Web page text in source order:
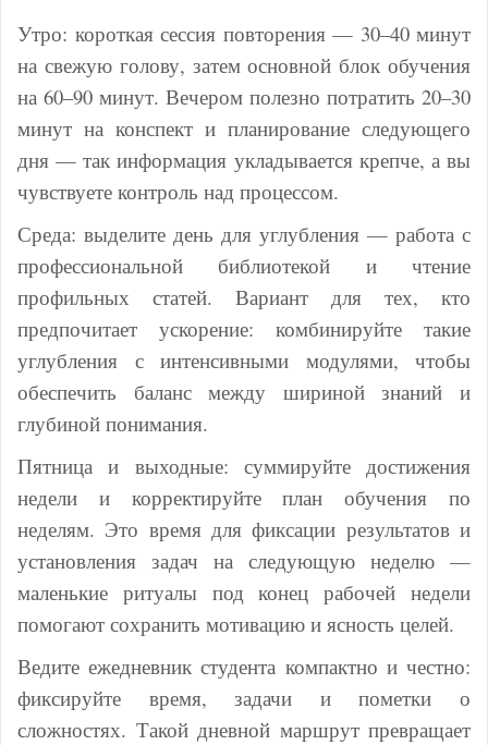
Утро: короткая сессия повторения — 30–40 минут
на свежую голову, затем основной блок обучения
на 60–90 минут. Вечером полезно потратить 20–30
минут на конспект и планирование следующего
дня — так информация укладывается крепче, а вы
чувствуете контроль над процессом.
Среда: выделите день для углубления — работа с
профессиональной библиотекой и чтение
профильных статей. Вариант для тех, кто
предпочитает ускорение: комбинируйте такие
углубления с интенсивными модулями, чтобы
обеспечить баланс между шириной знаний и
глубиной понимания.
Пятница и выходные: суммируйте достижения
недели и корректируйте план обучения по
неделям. Это время для фиксации результатов и
установления задач на следующую неделю —
маленькие ритуалы под конец рабочей недели
помогают сохранить мотивацию и ясность целей.
Ведите ежедневник студента компактно и честно:
фиксируйте время, задачи и пометки о
сложностях. Такой дневной маршрут превращает